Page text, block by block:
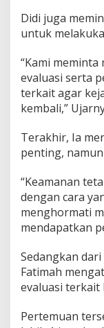
Didi juga
untuk
“Kami
evaluasi serta
terkait agar
kembali,”
Terakhir, Ia
penting,
“Keamanan
dengan cara
menghormati
mendapatkan
Sedangkan
Fatimah
evaluasi terkait
Pertemuan